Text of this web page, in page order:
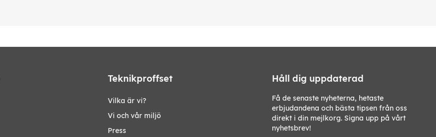
Teknikproffset
Vilka är vi?
Vi och vår miljö
Press
Håll dig uppdaterad
Få de senaste nyheterna, hetaste
erbjudandena och bästa tipsen från oss
direkt i din mejlkorg. Signa upp på vårt
nyhetsbrev!